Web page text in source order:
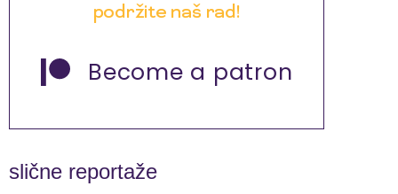
podržite naš rad!
Become a patron
slične reportaže